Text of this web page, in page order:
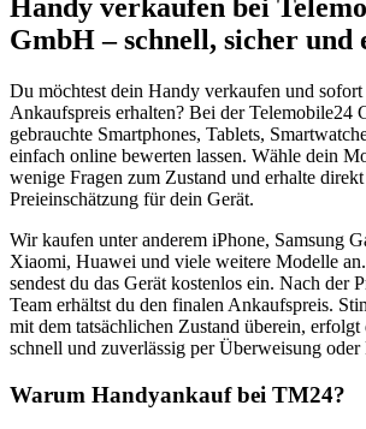
Handy verkaufen bei
GmbH – schnell, sicher und
Du möchtest dein Handy verkaufen und
Ankaufspreis erhalten? Bei der Telemobile24
gebrauchte Smartphones, Tablets,
einfach online bewerten lassen. Wähle dein
wenige Fragen zum Zustand und erhalte direkt
Preieinschätzung für dein Gerät.
Wir kaufen unter anderem iPhone, Samsung
Xiaomi, Huawei und viele weitere Modelle
sendest du das Gerät kostenlos ein. Nach der
Team erhältst du den finalen Ankaufspreis.
mit dem tatsächlichen Zustand überein,
schnell und zuverlässig per Überweisung oder
Warum Handyankauf bei TM24?